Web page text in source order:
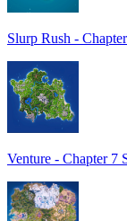
Slurp Rush -
Venture - Chapter 7